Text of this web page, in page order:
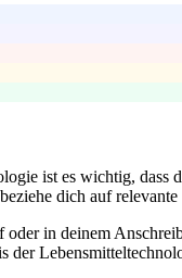
ist es wichtig, dass
dich auf
in deinem
der